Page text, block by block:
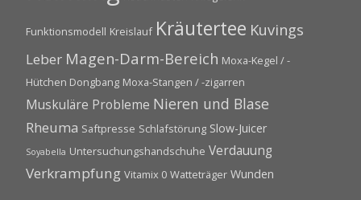
Funktionsmodell Kreislauf Kräutertee Kuvings
Leber Magen-Darm-Bereich Moxa-Kegel / -
Hütchen Dongbang Moxa-Stangen / -zigarren
Muskuläre Probleme Nieren und Blase
Rheuma Saftpresse Schlafstörung Slow-Juicer
Soyabella Untersuchungshandschuhe Verdauung
Verkrampfung Vitamix 0 Watteträger Wunden